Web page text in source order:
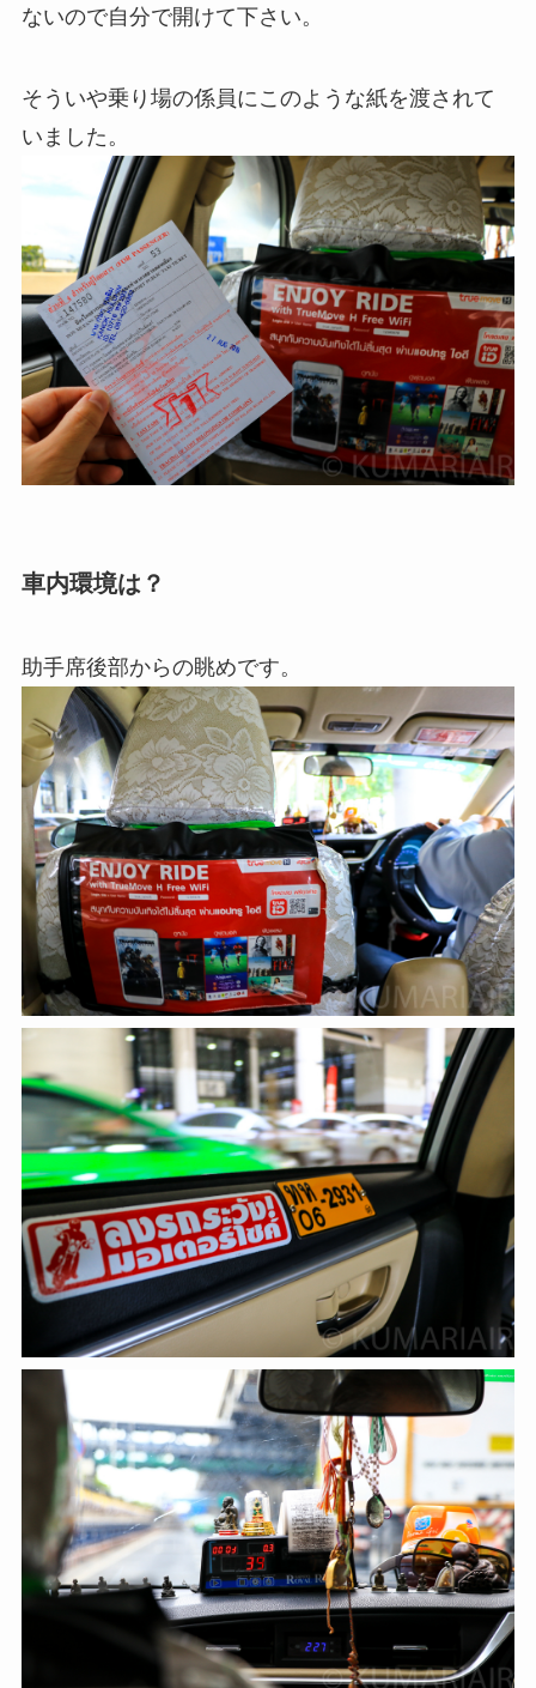
ないので自分で開けて下さい。
そういや乗り場の係員にこのような紙を渡されて
いました。
車内環境は？
助手席後部からの眺めです。